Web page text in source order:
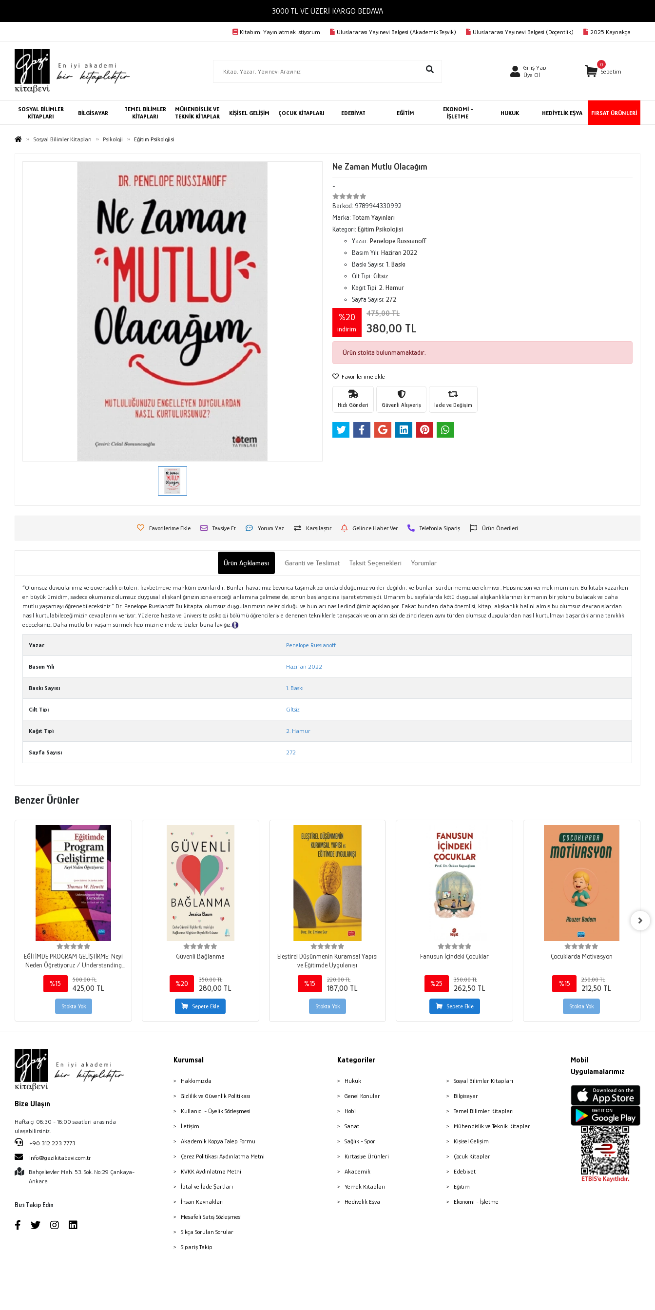
3000 TL VE ÜZERİ KARGO BEDAVA
Kitabımı Yayınlatmak İstiyorum Uluslararası Yayınevi Belgesi (Akademik Teşvik) Uluslararası Yayınevi Belgesi (Doçentlik) 2025 Kaynakça
Giriş Yap
Üye Ol
0
Sepetim
SOSYAL BİLİMLER
KİTAPLARI
BİLGİSAYAR
TEMEL BİLİMLER
KİTAPLARI
MÜHENDİSLİK VE
TEKNİK KİTAPLAR
KİŞİSEL GELİŞİM ÇOCUK KİTAPLARI EDEBİYAT EĞİTİM
EKONOMİ -
İŞLETME
HUKUK HEDİYELİK EŞYA FIRSAT ÜRÜNLERİ
Sosyal Bilimler Kitapları Psikoloji Eğitim Psikolojisi
Ne Zaman Mutlu Olacağım
-
Barkod: 9789944330992
Marka: Totem Yayınları
Kategori: Eğitim Psikolojisi
Yazar: Penelope Russıanoff
Basım Yılı: Haziran 2022
Baskı Sayısı: 1. Baskı
Cilt Tipi: Ciltsiz
Kağıt Tipi: 2. Hamur
Sayfa Sayısı: 272
%20
indirim
475,00 TL
380,00 TL
Ürün stokta bulunmamaktadır.
Favorilerime ekle
Hızlı Gönderi Güvenli Alışveriş İade ve Değişim
Favorilerime Ekle Tavsiye Et Yorum Yaz Karşılaştır Gelince Haber Ver Telefonla Sipariş Ürün Önerileri
Ürün Açıklaması Garanti ve Teslimat Taksit Seçenekleri Yorumlar
“Olumsuz duygularımız ve güvensizlik örtüleri, kaybetmeye mahkûm oyunlardır. Bunlar hayatımız boyunca taşımak zorunda olduğumuz yükler değildir; ve bunları sürdürmemiz gerekmiyor. Hepsine son vermek mümkün. Bu kitabı yazarken
en büyük ümidim, sadece okumanız olumsuz duygusal alışkanlığınızın sona ereceği anlamına gelmese de, sonun başlangıcına işaret etmesiydi. Umarım bu sayfalarda kötü duygusal alışkanlıklarınızı kırmanın bir yolunu bulacak ve daha
mutlu yaşamayı öğrenebileceksiniz.” Dr. Penelope Russianoff Bu kitapta, olumsuz duygularımızın neler olduğu ve bunları nasıl edindiğimiz açıklanıyor. Fakat bundan daha önemlisi, kitap, alışkanlık halini almış bu olumsuz davranışlardan
nasıl kurtulabileceğimizin cevaplarını veriyor. Yüzlerce hasta ve üniversite psikoloji bölümü öğrencileriyle denenen tekniklerle tanışacak ve onların sizi de zincirleyen aynı türden olumsuz duygulardan nasıl kurtulmayı başardıklarına tanıklık
edeceksiniz. Daha mutlu bir yaşam sürmek hepimizin elinde ve bizler buna layığız.
Yazar Penelope Russıanoff
Basım Yılı Haziran 2022
Baskı Sayısı 1. Baskı
Cilt Tipi Ciltsiz
Kağıt Tipi 2. Hamur
Sayfa Sayısı 272
Benzer Ürünler
EĞİTİMDE PROGRAM GELİŞTİRME: Neyi
Neden Öğretiyoruz / Understanding
and Shaping Curriculum - What We
Teach and Why
%15
500,00 TL
425,00 TL
Stokta Yok
Güvenli Bağlanma
%20
350,00 TL
280,00 TL
Sepete Ekle
Eleştirel Düşünmenin Kuramsal Yapısı
ve Eğitimde Uygulanışı
%15
220,00 TL
187,00 TL
Stokta Yok
Fanusun İçindeki Çocuklar
%25
350,00 TL
262,50 TL
Sepete Ekle
Çocuklarda Motivasyon
%15
250,00 TL
212,50 TL
Stokta Yok
Bize Ulaşın
Haftaiçi 08:30 - 18:00 saatleri arasında
ulaşabilirsiniz.
+90 312 223 7773
info@gazikitabevi.com.tr
Bahçelievler Mah. 53. Sok. No:29 Çankaya-
Ankara
Bizi Takip Edin
Kurumsal
Hakkımızda
Gizlilik ve Güvenlik Politikası
Kullanıcı - Üyelik Sözleşmesi
İletişim
Akademik Kopya Talep Formu
Çerez Politikası Aydınlatma Metni
KVKK Aydınlatma Metni
İptal ve İade Şartları
İnsan Kaynakları
Mesafeli Satış Sözleşmesi
Sıkça Sorulan Sorular
Sipariş Takip
Kategoriler
Hukuk
Genel Konular
Hobi
Sanat
Sağlık - Spor
Kırtasiye Ürünleri
Akademik
Yemek Kitapları
Hediyelik Eşya
Sosyal Bilimler Kitapları
Bilgisayar
Temel Bilimler Kitapları
Mühendislik ve Teknik Kitaplar
Kişisel Gelişim
Çocuk Kitapları
Edebiyat
Eğitim
Ekonomi - İşletme
Mobil
Uygulamalarımız